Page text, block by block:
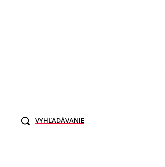
VYHĽADÁVANIE